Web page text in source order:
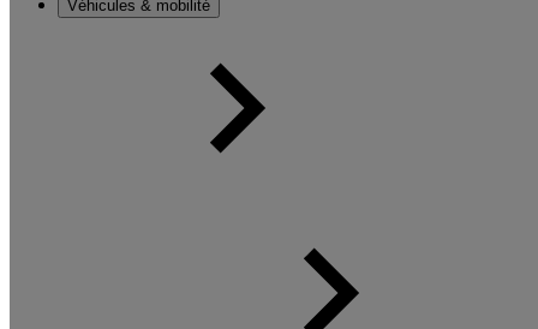
Véhicules & mobilité